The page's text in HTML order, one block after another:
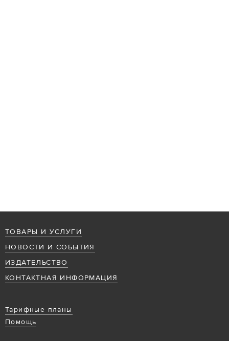
ТОВАРЫ И УСЛУГИ
НОВОСТИ И СОБЫТИЯ
ИЗДАТЕЛЬСТВО
КОНТАКТНАЯ ИНФОРМАЦИЯ
Тарифные планы
Помощь